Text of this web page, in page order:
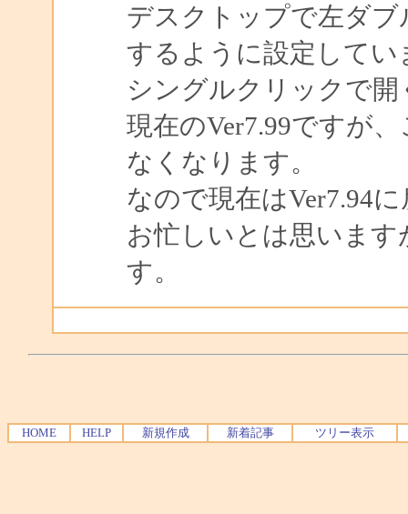
デスクトップで左ダ
するように設定してい
シングルクリックで
現在のVer7.99ですが
なくなります。
なので現在はVer7.94
お忙しいとは思いま
す。
HOME HELP 新規作成 新着記事 ツリー表示